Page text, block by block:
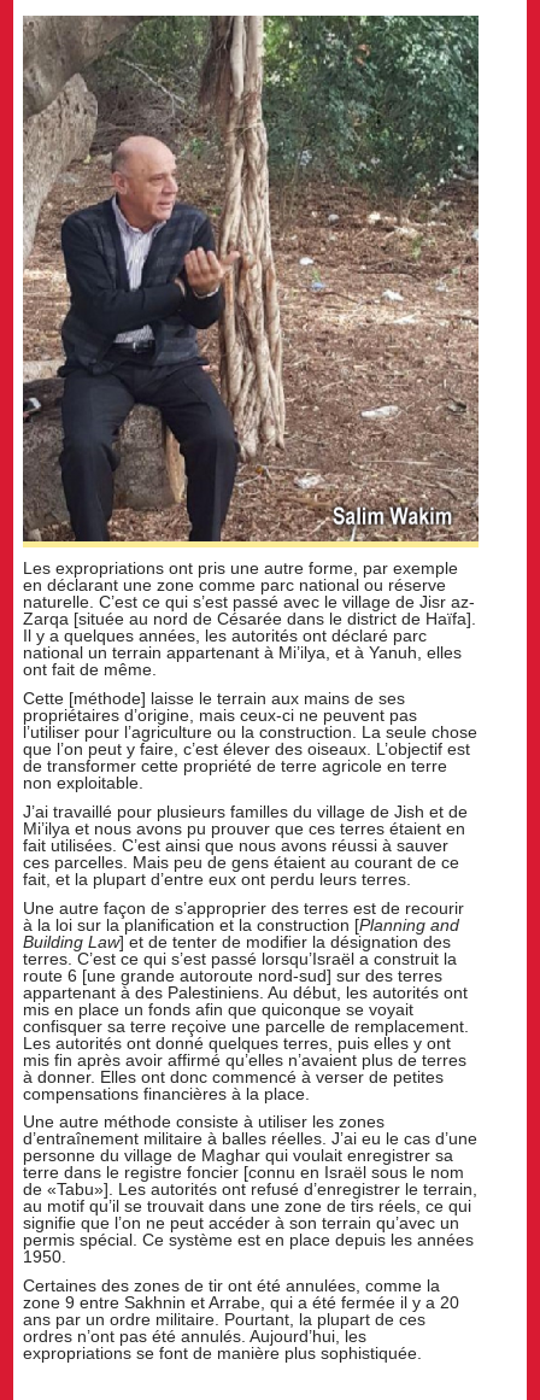
Les expropriations ont pris une autre forme, par exemple
en déclarant une zone comme parc national ou réserve
naturelle. C’est ce qui s’est passé avec le village de Jisr az-
Zarqa [située au nord de Césarée dans le district de Haïfa].
Il y a quelques années, les autorités ont déclaré parc
national un terrain appartenant à Mi’ilya, et à Yanuh, elles
ont fait de même.
Cette [méthode] laisse le terrain aux mains de ses
propriétaires d’origine, mais ceux-ci ne peuvent pas
l’utiliser pour l’agriculture ou la construction. La seule chose
que l’on peut y faire, c’est élever des oiseaux. L’objectif est
de transformer cette propriété de terre agricole en terre
non exploitable.
J’ai travaillé pour plusieurs familles du village de Jish et de
Mi’ilya et nous avons pu prouver que ces terres étaient en
fait utilisées. C’est ainsi que nous avons réussi à sauver
ces parcelles. Mais peu de gens étaient au courant de ce
fait, et la plupart d’entre eux ont perdu leurs terres.
Une autre façon de s’approprier des terres est de recourir
à la loi sur la planification et la construction [Planning and
Building Law] et de tenter de modifier la désignation des
terres. C’est ce qui s’est passé lorsqu’Israël a construit la
route 6 [une grande autoroute nord-sud] sur des terres
appartenant à des Palestiniens. Au début, les autorités ont
mis en place un fonds afin que quiconque se voyait
confisquer sa terre reçoive une parcelle de remplacement.
Les autorités ont donné quelques terres, puis elles y ont
mis fin après avoir affirmé qu’elles n’avaient plus de terres
à donner. Elles ont donc commencé à verser de petites
compensations financières à la place.
Une autre méthode consiste à utiliser les zones
d’entraînement militaire à balles réelles. J’ai eu le cas d’une
personne du village de Maghar qui voulait enregistrer sa
terre dans le registre foncier [connu en Israël sous le nom
de «Tabu»]. Les autorités ont refusé d’enregistrer le terrain,
au motif qu’il se trouvait dans une zone de tirs réels, ce qui
signifie que l’on ne peut accéder à son terrain qu’avec un
permis spécial. Ce système est en place depuis les années
1950.
Certaines des zones de tir ont été annulées, comme la
zone 9 entre Sakhnin et Arrabe, qui a été fermée il y a 20
ans par un ordre militaire. Pourtant, la plupart de ces
ordres n’ont pas été annulés. Aujourd’hui, les
expropriations se font de manière plus sophistiquée.